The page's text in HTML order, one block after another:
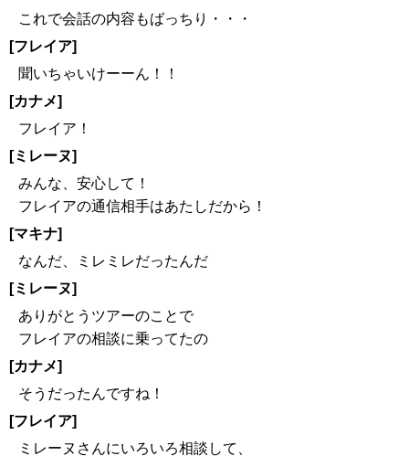
これで会話の内容もばっちり・・・
[フレイア]
聞いちゃいけーーん！！
[カナメ]
フレイア！
[ミレーヌ]
みんな、安心して！
フレイアの通信相手はあたしだから！
[マキナ]
なんだ、ミレミレだったんだ
[ミレーヌ]
ありがとうツアーのことで
フレイアの相談に乗ってたの
[カナメ]
そうだったんですね！
[フレイア]
ミレーヌさんにいろいろ相談して、